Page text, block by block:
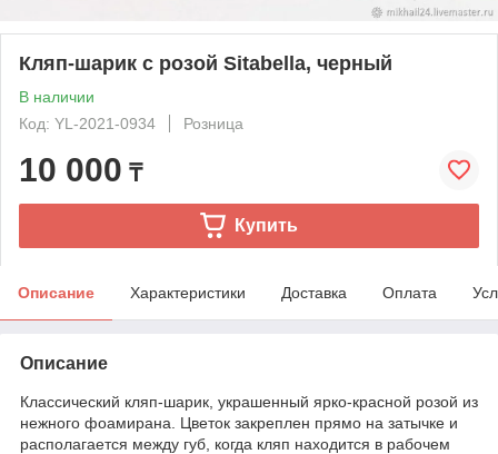
Кляп-шарик с розой Sitabella, черный
В наличии
Код: YL-2021-0934
Розница
10 000 ₸
Купить
Описание Характеристики Доставка Оплата
Описание
Классический кляп-шарик, украшенный ярко-красной розой из
нежного фоамирана. Цветок закреплен прямо на затычке и
располагается между губ, когда кляп находится в рабочем